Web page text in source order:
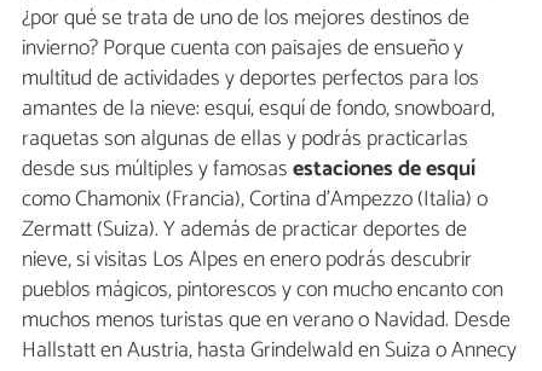
¿por qué se trata de uno de los mejores destinos de
invierno? Porque cuenta con paisajes de ensueño y
multitud de actividades y deportes perfectos para los
amantes de la nieve: esquí, esquí de fondo, snowboard,
raquetas son algunas de ellas y podrás practicarlas
desde sus múltiples y famosasestaciones de esquí
como Chamonix (Francia), Cortina d'Ampezzo (Italia) o
Zermatt (Suiza). Y además de practicar deportes de
nieve, si visitas Los Alpes en enero podrás descubrir
pueblos mágicos, pintorescos y con mucho encanto con
muchos menos turistas que en verano o Navidad. Desde
Hallstatt en Austria, hasta Grindelwald en Suiza o Annecy